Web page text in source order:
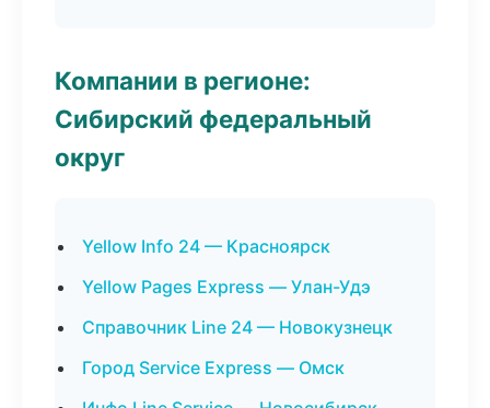
Компании в регионе:
Сибирский федеральный
округ
Yellow Info 24 — Красноярск
Yellow Pages Express — Улан-Удэ
Справочник Line 24 — Новокузнецк
Город Service Express — Омск